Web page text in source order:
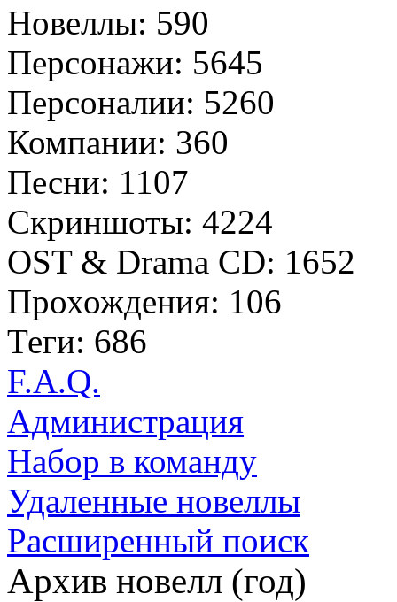
Новеллы: 590
Персонажи: 5645
Персоналии: 5260
Компании: 360
Песни: 1107
Скриншоты: 4224
OST & Drama CD: 1652
Прохождения: 106
Теги: 686
F.A.Q.
Администрация
Набор в команду
Удаленные новеллы
Расширенный поиск
Архив новелл (год)